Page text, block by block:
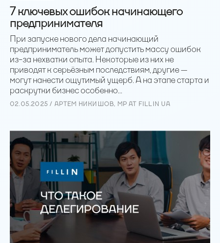
7 ключевых ошибок начинающего
предпринимателя
При запуске нового дела начинающий
предприниматель может допустить массу ошибок
из-за нехватки опыта. Некоторые из них не
приводят к серьёзным последствиям, другие —
могут нанести ощутимый ущерб. А на этапе старта и
раскрутки бизнес особенно...
02.05.2025 / АРТЕМ НИКИШОВ, MP AT FILLIN UA